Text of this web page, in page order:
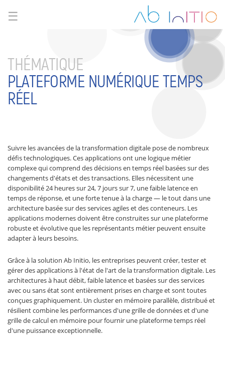
☰
THÉMATIQUE
PLATEFORME NUMÉRIQUE TEMPS
RÉEL
Suivre les avancées de la transformation digitale pose de nombreux
défis technologiques. Ces applications ont une logique métier
complexe qui comprend des décisions en temps réel basées sur des
changements d'états et des transactions. Elles nécessitent une
disponibilité 24 heures sur 24, 7 jours sur 7, une faible latence en
temps de réponse, et une forte tenue à la charge — le tout dans une
architecture basée sur des services agiles et des conteneurs. Les
applications modernes doivent être construites sur une plateforme
robuste et évolutive que les représentants métier peuvent ensuite
adapter à leurs besoins.
Grâce à la solution Ab Initio, les entreprises peuvent créer, tester et
gérer des applications à l'état de l'art de la transformation digitale. Les
architectures à haut débit, faible latence et basées sur des services
avec ou sans état sont entièrement prises en charge et sont toutes
conçues graphiquement. Un cluster en mémoire parallèle, distribué et
résilient combine les performances d'une grille de données et d'une
grille de calcul en mémoire pour fournir une plateforme temps réel
d'une puissance exceptionnelle.